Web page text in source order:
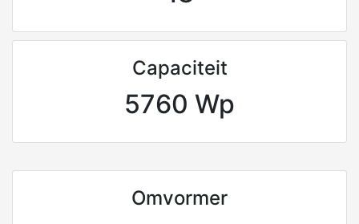
Capaciteit
5760 Wp
Omvormer